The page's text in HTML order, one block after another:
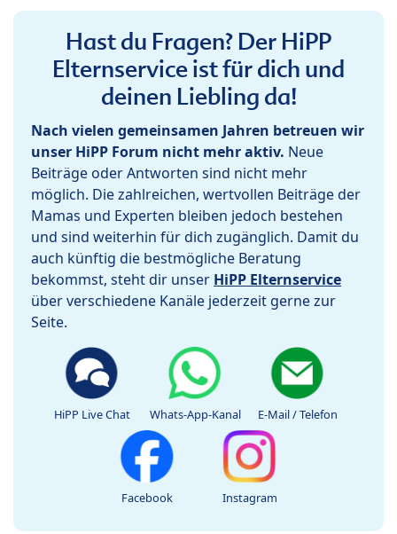
Hast du Fragen? Der HiPP
Elternservice ist für dich und
deinen Liebling da!
Nach vielen gemeinsamen Jahren betreuen wir
unser HiPP Forum nicht mehr aktiv. Neue
Beiträge oder Antworten sind nicht mehr
möglich. Die zahlreichen, wertvollen Beiträge der
Mamas und Experten bleiben jedoch bestehen
und sind weiterhin für dich zugänglich. Damit du
auch künftig die bestmögliche Beratung
bekommst, steht dir unser HiPP Elternservice
über verschiedene Kanäle jederzeit gerne zur
Seite.
HiPP Live Chat Whats-App-Kanal E-Mail / Telefon
Facebook Instagram